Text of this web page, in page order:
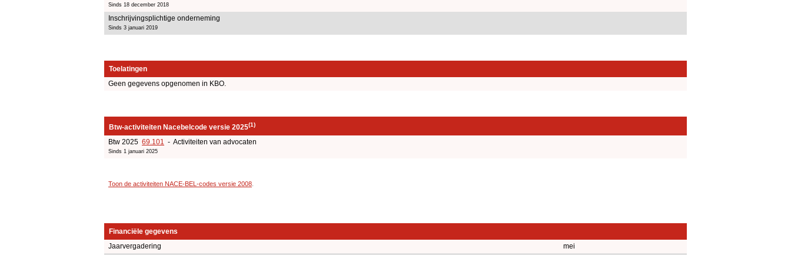
Sinds 18 december 2018
Inschrijvingsplichtige onderneming
Sinds 3 januari 2019
Toelatingen
Geen gegevens opgenomen in KBO.
Btw-activiteiten Nacebelcode versie 2025(1)
Btw 2025 69.101 - Activiteiten van advocaten
Sinds 1 januari 2025
Toon de activiteiten NACE-BEL-codes versie 2008
Financiële gegevens
Jaarvergadering
mei